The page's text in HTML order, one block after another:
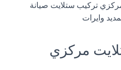
تركيب ستلايت صيانة
وايرات
مركزي